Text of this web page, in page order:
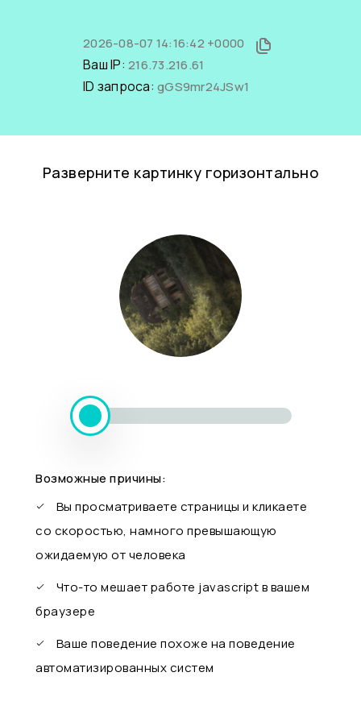
2026-08-07 14:16:42 +0000
Ваш IP: 216.73.216.61
ID запроса: gGS9mr24JSw1
Разверните картинку горизонтально
Возможные причины:
Вы просматриваете страницы и кликаете
со скоростью, намного превышающую
ожидаемую от человека
Что-то мешает работе javascript в вашем
браузере
Ваше поведение похоже на поведение
автоматизированных систем